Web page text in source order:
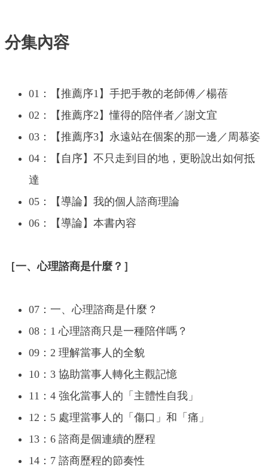
分集內容
01：【推薦序1】手把手教的老師傅／楊蓓
02：【推薦序2】懂得的陪伴者／謝文宜
03：【推薦序3】永遠站在個案的那一邊／周慕姿
04：【自序】不只走到目的地，更盼說出如何抵
達
05：【導論】我的個人諮商理論
06：【導論】本書內容
［一、心理諮商是什麼？］
07：一、心理諮商是什麼？
08：1 心理諮商只是一種陪伴嗎？
09：2 理解當事人的全貌
10：3 協助當事人轉化主觀記憶
11：4 強化當事人的「主體性自我」
12：5 處理當事人的「傷口」和「痛」
13：6 諮商是個連續的歷程
14：7 諮商歷程的節奏性